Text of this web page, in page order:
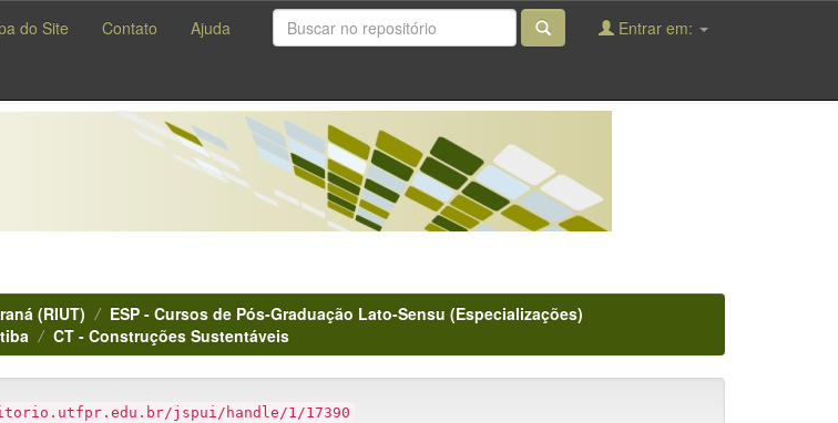
do Site Contato Ajuda Entrar em:
(RIUT)
ESP - Cursos de Pós-Graduação Lato-Sensu (Especializações)
CT - Construções Sustentáveis
jspui/handle/1/17390